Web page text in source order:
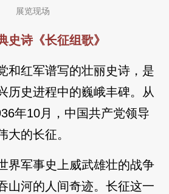
展览现场
史诗《长征组歌》
和红军谱写的壮丽史诗，是
历史进程中的巍峨丰碑。从
年10月，中国共产党领导
大的长征。
界军事史上威武雄壮的战争
山河的人间奇迹。长征这一